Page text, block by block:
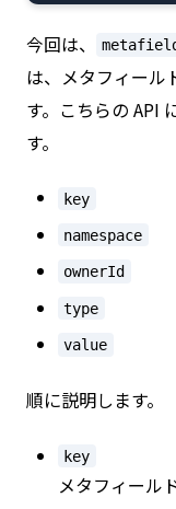
今回は、
は、メタフィール
す。こちらの API
す。
key
namespace
ownerId
type
value
順に説明します。
key
メタフィール